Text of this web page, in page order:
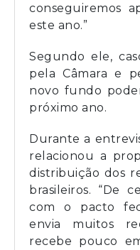
conseguiremos
este ano.”
Segundo ele,
pela Câmara e
novo fundo
próximo ano.
Durante a
relacionou a
distribuição dos
brasileiros. “De
com o pacto
envia muitos
recebe pouco